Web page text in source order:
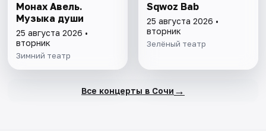
Монах Авель.
Музыка души
25 августа 2026 •
вторник
Зимний театр
Sqwoz Bab
25 августа 2026 •
вторник
Зелёный театр
Все концерты в Сочи →